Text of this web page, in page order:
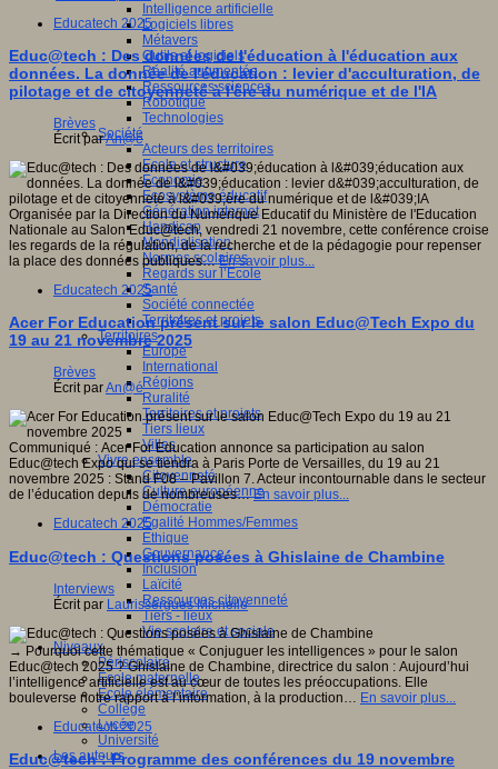
Intelligence artificielle
Logiciels libres
Métavers
Outils et logiciels
Réalité augmentée
Ressources sciences
Robotique
Technologies
Société
Acteurs des territoires
Ecole et structure
Economie
Ecosystème éducatif
Génération internet
Handicap
Mondialisation
Normes scolaires
Regards sur l’Ecole
Santé
Société connectée
Territoires et projets
Territoires
Europe
International
Régions
Ruralité
Territoires et projets
Tiers lieux
Villes
Vivre ensemble
Citoyenneté
Culture européenne
Démocratie
Egalité Hommes/Femmes
Ethique
Gouvernance
Inclusion
Laïcité
Ressources citoyenneté
Tiers - lieux
Vie scolaire et sociale
Niveaux
Périscolaire
Ecole maternelle
Ecole élémentaire
Collège
Lycée
Université
Les auteurs
Educatech 2025
Educ@tech : Des données de l'éducation à l'éducation aux
données. La donnée de l'éducation : levier d'acculturation, de
pilotage et de citoyenneté à l'ère du numérique et de l'IA
Brèves
Écrit parAn@é
Organisée par la Direction du Numérique Educatif du Ministère de l'Education
Nationale au Salon Educ@tech, vendredi 21 novembre, cette conférence croise
les regards de la régulation, de la recherche et de la pédagogie pour repenser
la place des données publiques…En savoir plus...
Educatech 2025
Acer For Education présent sur le salon Educ@Tech Expo du
19 au 21 novembre 2025
Brèves
Écrit parAn@é
Communiqué : Acer For Education annonce sa participation au salon
Educ@tech Expo qui se tiendra à Paris Porte de Versailles, du 19 au 21
novembre 2025 : Stand F08 – Pavillon 7. Acteur incontournable dans le secteur
de l’éducation depuis de nombreuses…En savoir plus...
Educatech 2025
Educ@tech : Questions posées à Ghislaine de Chambine
Interviews
Écrit par Laurissergues Michelle
→ Pourquoi cette thématique « Conjuguer les intelligences » pour le salon
Educ@tech 2025 ? Ghislaine de Chambine, directrice du salon : Aujourd’hui
l’intelligence artificielle est au cœur de toutes les préoccupations. Elle
bouleverse notre rapport à l’information, à la production… En savoir plus...
Educatech 2025
Educ@tech : Programme des conférences du 19 novembre